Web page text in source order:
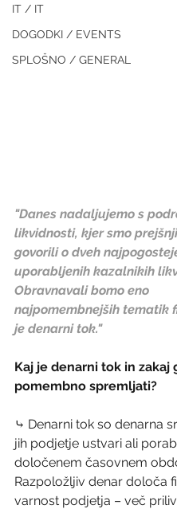
IT / IT
DOGODKI / EVENTS
SPLOŠNO / GENERAL
"Danes nadaljujemo s
likvidnosti, kjer smo
govorili o dveh
uporabljenih kazalnikih
Obravnavali bomo eno
najpomembnejših tematik
je denarni tok."
Kaj je denarni tok in zakaj
pomembno spremljati?
⤷ Denarni tok so denarna
jih podjetje ustvari ali
določenem časovnem
Razpoložljiv denar določa
varnost podjetja – več